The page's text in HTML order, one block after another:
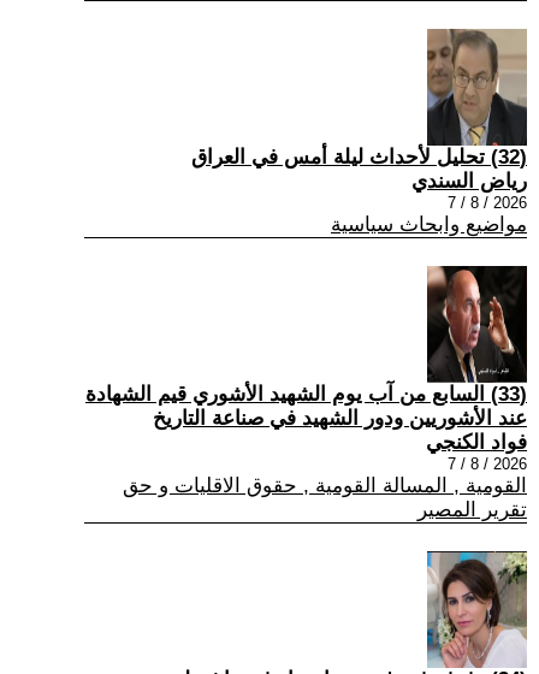
(32) تحليل لأحداث ليلة أمس في العراق
رياض السندي
2026 / 8 / 7
مواضيع وابحاث سياسية
(33) السابع من آب يوم الشهيد الأشوري قيم الشهادة
عند الأشوريين ودور الشهيد في صناعة التاريخ
فواد الكنجي
2026 / 8 / 7
القومية , المسالة القومية , حقوق الاقليات و حق
تقرير المصير